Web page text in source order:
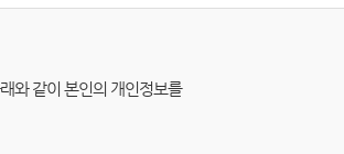
와 같이 본인의 개인정보를